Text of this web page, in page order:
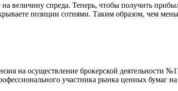
величину спреда. Теперь, чтобы получить
позиции сотнями. Таким образом, чем
осуществление брокерской деятельности
участника рынка ценных бумаг на